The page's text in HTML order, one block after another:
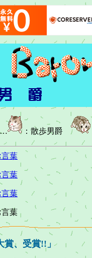
：散歩男爵
言葉
言葉
言葉
言葉
賞、受賞!!」